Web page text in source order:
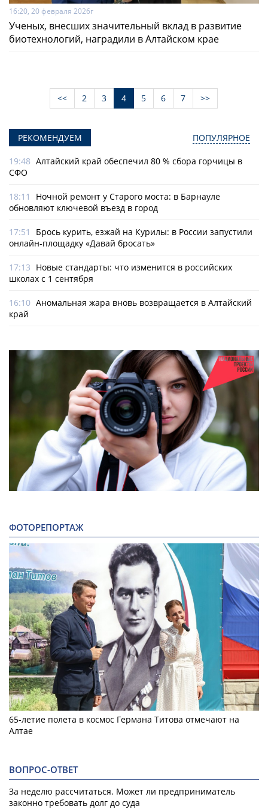
16:20, 20 февраля 2026г
Ученых, внесших значительный вклад в развитие
биотехнологий, наградили в Алтайском крае
<< 2 3 4 5 6 7 >>
РЕКОМЕНДУЕМ ПОПУЛЯРНОЕ
19:48 Алтайский край обеспечил 80 % сбора горчицы в
СФО
18:11
Ночной ремонт у Старого моста: в Барнауле
обновляют ключевой въезд в город
17:51
Брось курить, езжай на Курилы: в России запустили
онлайн-­площадку «Давай бросать»
17:13 Новые стандарты: что изменится в российских
школах с 1 сентября
16:10 Аномальная жара вновь возвращается в Алтайский
край
ФОТОРЕПОРТАЖ
65-летие полета в космос Германа Титова отмечают на
Алтае
ВОПРОС-ОТВЕТ
За неделю рассчитаться. Может ли предприниматель
законно требовать долг до суда